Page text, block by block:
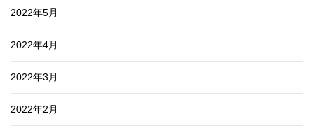
2022年5月
2022年4月
2022年3月
2022年2月